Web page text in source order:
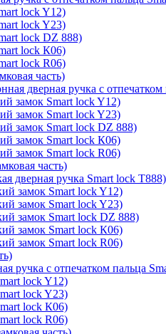
lock Y12)
lock Y23)
lock DZ 888)
lock К06)
lock R06)
часть)
дверная ручка с
замок Smart lock Y12)
замок Smart lock Y23)
замок Smart lock DZ 888)
замок Smart lock К06)
замок Smart lock R06)
часть)
дверная ручка Smart lock T888)
замок Smart lock Y12)
замок Smart lock Y23)
замок Smart lock DZ 888)
замок Smart lock К06)
замок Smart lock R06)
ручка с отпечатком пальца
lock Y12)
lock Y23)
lock К06)
lock R06)